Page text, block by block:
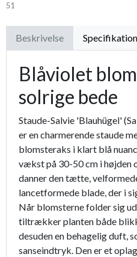
51
Beskrivelse
Blåviolet
solrige bede
Staude-Salvie 'Blauhügel'
er en charmerende staude
blomsteraks i klart blå
vækst på 30-50 cm i højden
danner den tætte,
lancetformede blade, der i
Når blomsterne folder sig
tiltrækker planten både
desuden en behagelig duft,
sanseindtryk. Den er et